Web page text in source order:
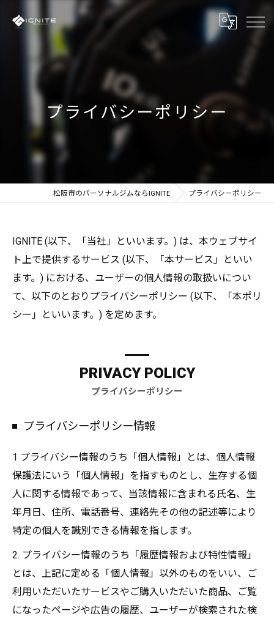
プライバシーポリシー
松阪市のパーソナルジムならIGNITE プライバシーポリシー
IGNITE (以下、「当社」といいます。) は、本ウェブサイ
ト上で提供するサービス (以下、「本サービス」といい
ます。) における、ユーザーの個人情報の取扱いについ
て、以下のとおりプライバシーポリシー (以下、「本ポリ
シー」といいます。) を定めます。
プライバシーポリシー
PRIVACY POLICY
プライバシーポリシー情報
1 プライバシー情報のうち「個人情報」とは、個人情報
保護法にいう「個人情報」を指すものとし、生存する個
人に関する情報であって、当該情報に含まれる氏名、生
年月日、住所、電話番号、連絡先その他の記述等により
特定の個人を識別できる情報を指します。
2. プライバシー情報のうち「履歴情報および特性情報」
とは、上記に定める「個人情報」以外のものをいい、ご
利用いただいたサービスやご購入いただいた商品、ご覧
になったページや広告の履歴、ユーザーが検索された検